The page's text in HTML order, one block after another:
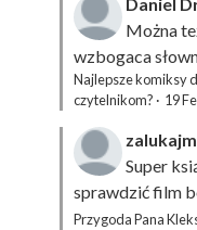
Daniel
Można
wzbogaca
Najlepsze komiksy
czytelnikom? · 19
Super
sprawdzić film
Przygoda Pana